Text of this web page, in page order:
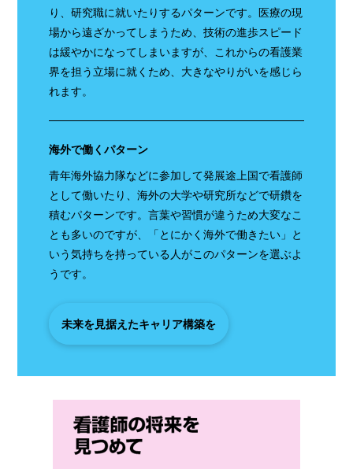
り、研究職に就いたりするパターンです。医療の現
場から遠ざかってしまうため、技術の進歩スピード
は緩やかになってしまいますが、これからの看護業
界を担う立場に就くため、大きなやりがいを感じら
れます。
海外で働くパターン
青年海外協力隊などに参加して発展途上国で看護師
として働いたり、海外の大学や研究所などで研鑽を
積むパターンです。言葉や習慣が違うため大変なこ
とも多いのですが、「とにかく海外で働きたい」と
いう気持ちを持っている人がこのパターンを選ぶよ
うです。
未来を見据えたキャリア構築を